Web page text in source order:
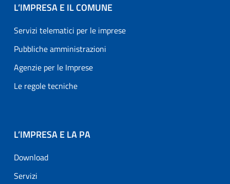
L’IMPRESA E IL COMUNE
Servizi telematici per le imprese
Pubbliche amministrazioni
Agenzie per le Imprese
Le regole tecniche
L’IMPRESA E LA PA
Download
Servizi